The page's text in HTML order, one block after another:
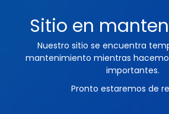
Sitio en
Nuestro sitio se encuentra
mantenimiento mientras
importantes.
Pronto estaremos de